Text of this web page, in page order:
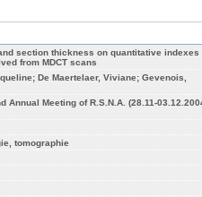
section thickness on quantitative indexes
from MDCT scans
De Maertelaer, Viviane; Gevenois,
Annual Meeting of R.S.N.A. (28.11-
tomographie